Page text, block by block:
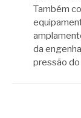
Também
da
pressão